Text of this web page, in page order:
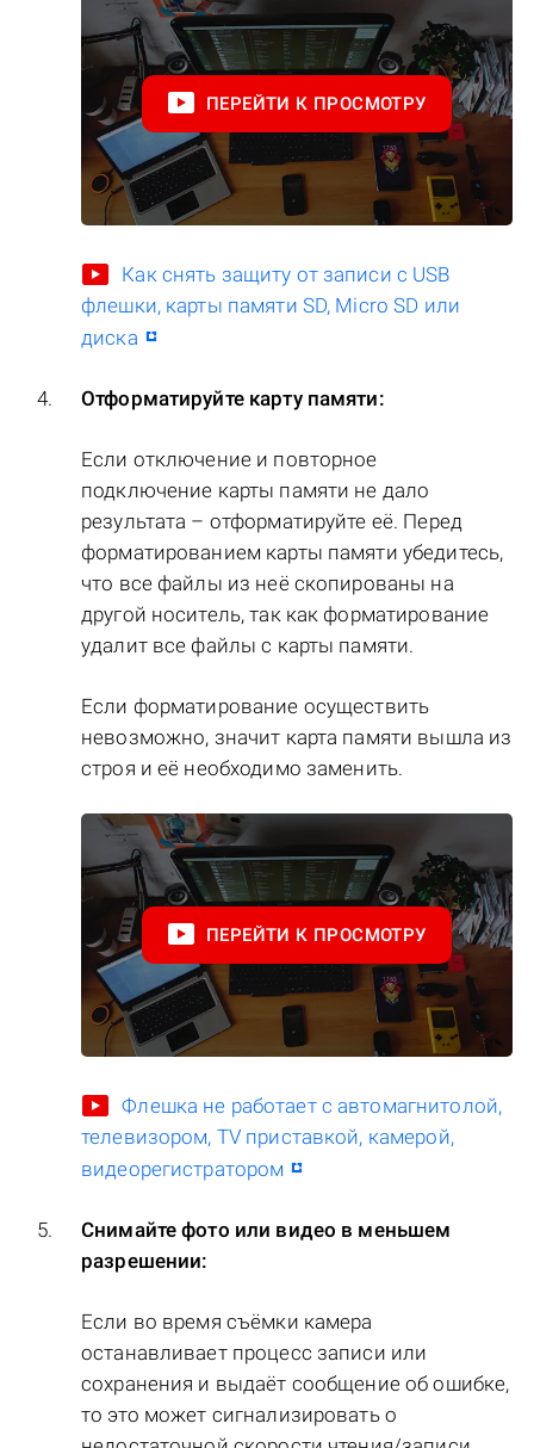
ПЕРЕЙТИ К ПРОСМОТРУ
Как снять защиту от записи с USB
флешки, карты памяти SD, Micro SD или
диска
Отформатируйте карту памяти:
Если отключение и повторное
подключение карты памяти не дало
результата – отформатируйте её. Перед
форматированием карты памяти убедитесь,
что все файлы из неё скопированы на
другой носитель, так как форматирование
удалит все файлы с карты памяти.
Если форматирование осуществить
невозможно, значит карта памяти вышла из
строя и её необходимо заменить.
ПЕРЕЙТИ К ПРОСМОТРУ
Флешка не работает с автомагнитолой,
телевизором, TV приставкой, камерой,
видеорегистратором
Снимайте фото или видео в меньшем
разрешении:
Если во время съёмки камера
останавливает процесс записи или
сохранения и выдаёт сообщение об ошибке,
то это может сигнализировать о